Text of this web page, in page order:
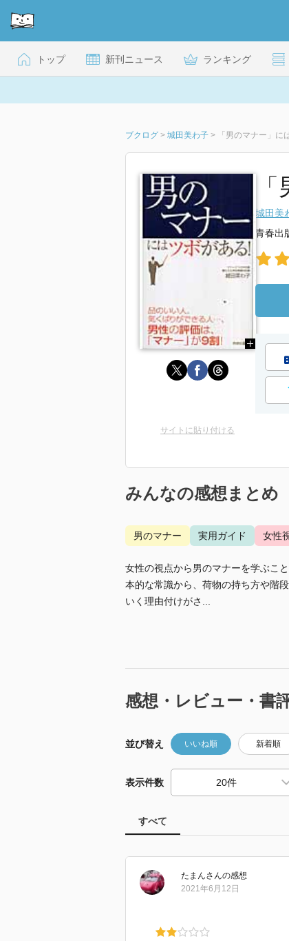
トップ 新刊ニュース ランキング
ブクログ > 城田美わ子 > 「男のマナー」に
城田美
青春出
サイトに貼り付ける
みんなの感想まとめ
男のマナー 実用ガイド 女性
女性の視点から男のマナーを学ぶこ
本的な常識から、荷物の持ち方や階
いく理由付けがさ...
感想・レビュー・書
並び替え いいね順 新着順
表示件数
すべて
たまんさんの感想
2021年6月12日